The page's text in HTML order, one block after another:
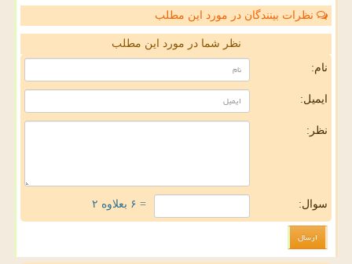
نظرات بینندگان در مورد این مطلب
نظر شما در مورد این مطلب
نام:
ایمیل:
نظر:
سوال: = ۶ بعلاوه ۲